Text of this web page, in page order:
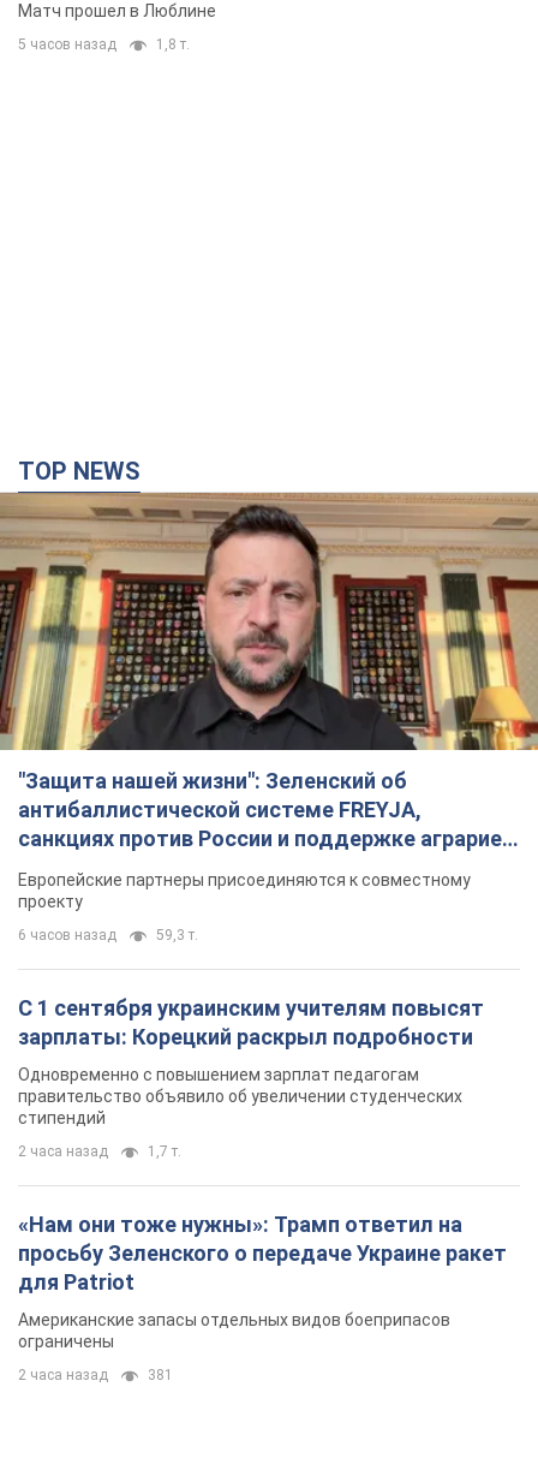
"Защита нашей жизни": Зеленский об
антибаллистической системе FREYJA,
санкциях против России и поддержке аграриев.
Видео
Европейские партнеры присоединяются к совместному
проекту
6 часов назад 59,3 т.
С 1 сентября украинским учителям повысят
зарплаты: Корецкий раскрыл подробности
правительство объявило об увеличении студенческих
стипендий
2 часа назад 1,7 т.
«Нам они тоже нужны»: Трамп ответил на
просьбу Зеленского о передаче Украине ракет
для Patriot
Американские запасы отдельных видов боеприпасов
ограничены